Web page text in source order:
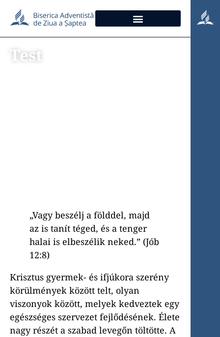
Test
„Vagy beszélj a földdel, majd
az is tanít téged, és a tenger
halai is elbeszélik neked.” (Jób
12:8)
Krisztus gyermek- és ifjúkora szerény
körülmények között telt, olyan
viszonyok között, melyek kedveztek egy
egészséges szervezet fejlődésének. Élete
nagy részét a szabad levegőn töltötte. A